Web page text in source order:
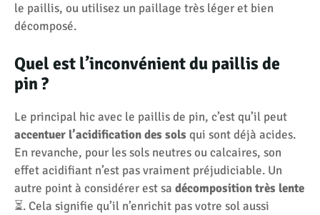
le paillis, ou utilisez un paillage très léger et bien
décomposé.
Quel est l’inconvénient du paillis de
pin ?
Le principal hic avec le paillis de pin, c’est qu’il peut
accentuer l’acidification des sols qui sont déjà acides.
En revanche, pour les sols neutres ou calcaires, son
effet acidifiant n’est pas vraiment préjudiciable. Un
autre point à considérer est sa décomposition très lente
⏳. Cela signifie qu’il n’enrichit pas votre sol aussi